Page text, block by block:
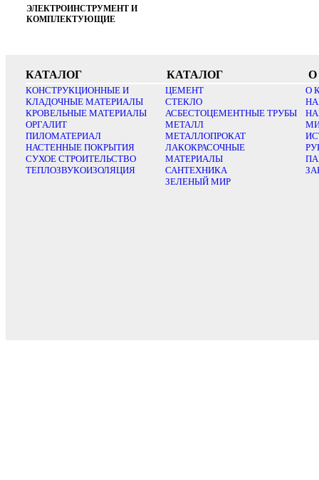
ЭЛЕКТРОИНСТРУМЕНТ И
КОМПЛЕКТУЮЩИЕ
КАТАЛОГ КАТАЛОГ О
КОНСТРУКЦИОННЫЕ И
КЛАДОЧНЫЕ МАТЕРИАЛЫ
КРОВЕЛЬНЫЕ МАТЕРИАЛЫ
ОРГАЛИТ
ПИЛОМАТЕРИАЛ
НАСТЕННЫЕ ПОКРЫТИЯ
СУХОЕ СТРОИТЕЛЬСТВО
ТЕПЛОЗВУКОИЗОЛЯЦИЯ
ЦЕМЕНТ
СТЕКЛО
АСБЕСТОЦЕМЕНТНЫЕ ТРУБЫ
МЕТАЛЛ
МЕТАЛЛОПРОКАТ
ЛАКОКРАСОЧНЫЕ
МАТЕРИАЛЫ
САНТЕХНИКА
ЗЕЛЕНЫЙ МИР
О